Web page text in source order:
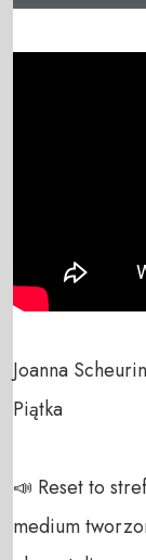
Joanna
Piątka
📣 Reset to
medium